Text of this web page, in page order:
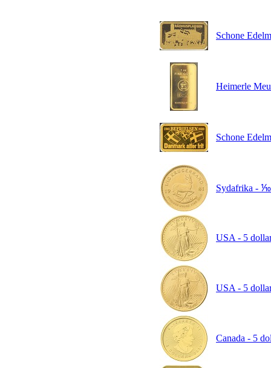
Schone
Heimerle
Schone
Sydafrika - ⅒
USA - 5
USA - 5
Canada - 5